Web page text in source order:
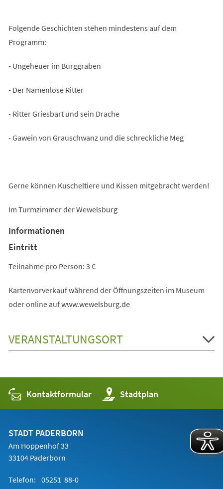
Folgende Geschichten stehen mindestens auf dem
Programm:
- Ungeheuer im Burggraben
- Der Namenlose Ritter
- Ritter Griesbart und sein Drache
- Gawein von Grauschwanz und die schreckliche Meg
Gerne können Kuscheltiere und Kissen mitgebracht werden!
Im Turmzimmer der Wewelsburg
Informationen
Eintritt
Teilnahme pro Person: 3 €
Kartenvorverkauf während der Öffnungszeiten im Museum
oder online auf www.wewelsburg.de
VERANSTALTUNGSORT
Kontaktformular Stadtplan
(Öffnet
in
einem
STADT PADERBORN
Am Hoppenhof 33
33104 Paderborn
Telefon: 05251 88-0